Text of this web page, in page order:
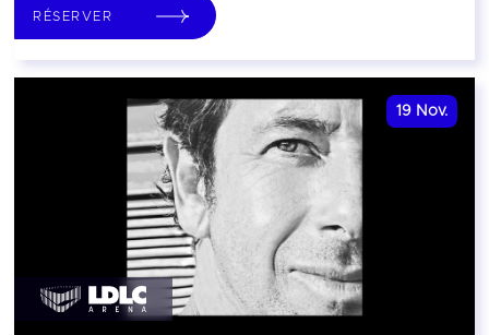
RÉSERVER
19 Nov.